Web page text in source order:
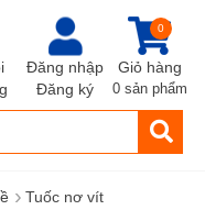
Đăng nhập
Đăng ký
Giỏ hàng
0
0 sản phẩm
› Tuốc nơ vít